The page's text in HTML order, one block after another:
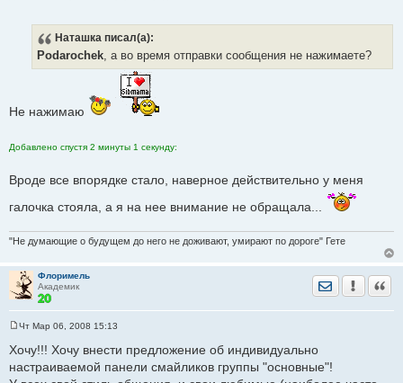
Наташка писал(а):
Podarochek , а во время отправки сообщения не нажимаете?
Не нажимаю
Добавлено спустя 2 минуты 1 секунду:
Вроде все впорядке стало, наверное действительно у меня
галочка стояла, а я на нее внимание не обращала...
"Не думающие о будущем до него не доживают, умирают по дороге" Гете
Флоримель
Академик
Отправить
о
б
Чт Мар 06, 2008 15:13
Хочу!!! Хочу внести предложение об индивидуально
настраиваемой панели смайликов группы "основные"!